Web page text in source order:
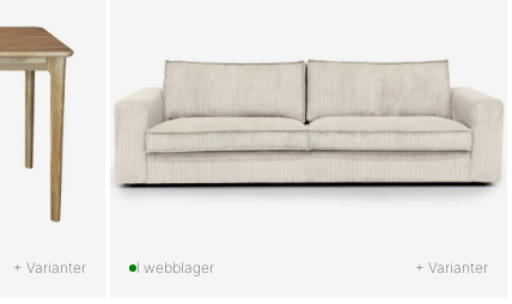
+ Varianter + Varianter